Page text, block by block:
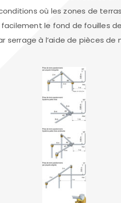
où les zones de
le fond de fouilles
à l’aide de pièces